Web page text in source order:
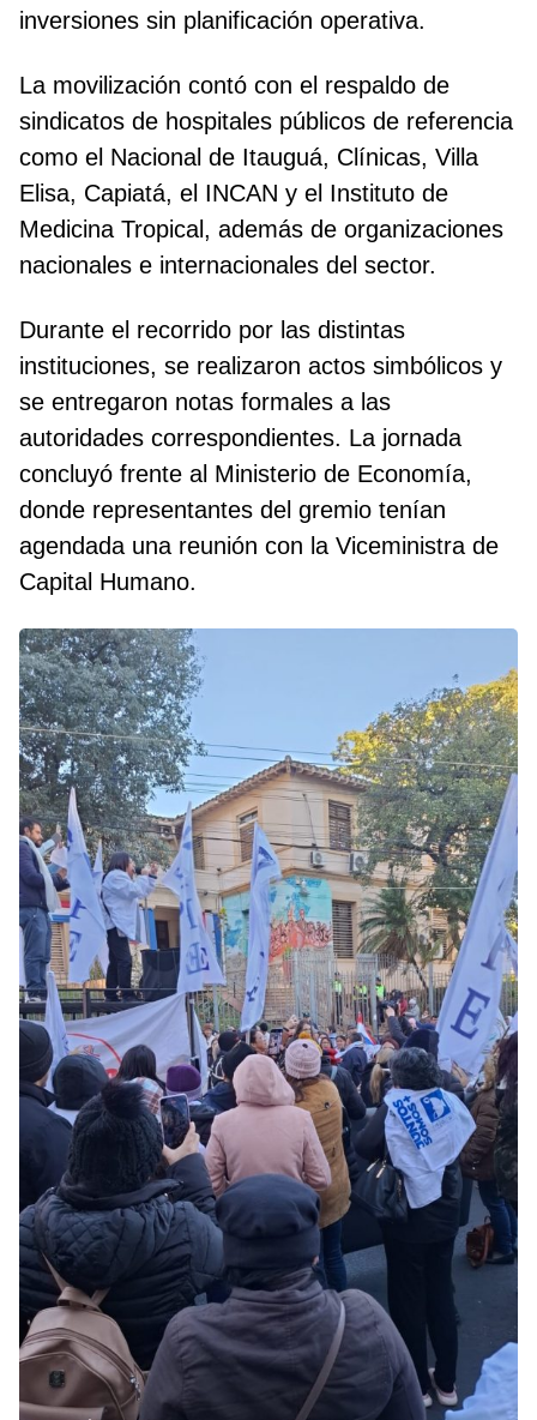
inversiones sin planificación operativa.
La movilización contó con el respaldo de
sindicatos de hospitales públicos de referencia
como el Nacional de Itauguá, Clínicas, Villa
Elisa, Capiatá, el INCAN y el Instituto de
Medicina Tropical, además de organizaciones
nacionales e internacionales del sector.
Durante el recorrido por las distintas
instituciones, se realizaron actos simbólicos y
se entregaron notas formales a las
autoridades correspondientes. La jornada
concluyó frente al Ministerio de Economía,
donde representantes del gremio tenían
agendada una reunión con la Viceministra de
Capital Humano.